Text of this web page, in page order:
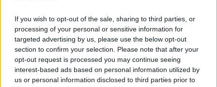
If you wish to opt-out of the sale, sharing to third parties, or
processing of your personal or sensitive information for
targeted advertising by us, please use the below opt-out
section to confirm your selection. Please note that after your
opt-out request is processed you may continue seeing
interest-based ads based on personal information utilized by
us or personal information disclosed to third parties prior to
ΔΙΑΤΡΟΦΉ
Τα ποτά με αλκοόλ που βλάπτουν
περισσότερο το δέρμα
18 Δεκεμβρίου 2023